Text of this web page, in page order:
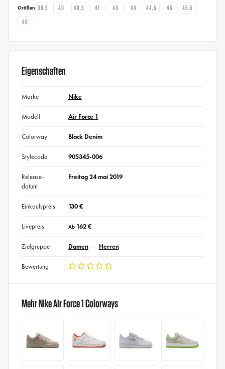
Größen 38.5 40 40.5 41 43 44 44.5 45
45.5
46
Eigenschaften
Marke Nike
Modell Air Force 1
Colorway Black Denim
Stylecode 905345-006
Release-
datum
Freitag 24 mai 2019
Einkaufspreis 130 €
Livepreis Ab162 €
Zielgruppe Damen Herren
Bewertung
Mehr Nike Air Force 1 Colorways